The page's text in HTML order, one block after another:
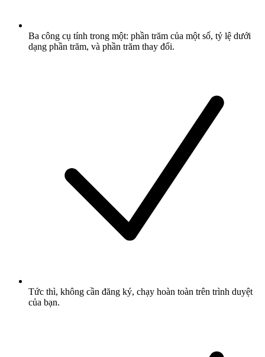
Ba công cụ tính trong một: phần trăm của một số, tỷ lệ dưới
dạng phần trăm, và phần trăm thay đổi.
Tức thì, không cần đăng ký, chạy hoàn toàn trên trình duyệt
của bạn.